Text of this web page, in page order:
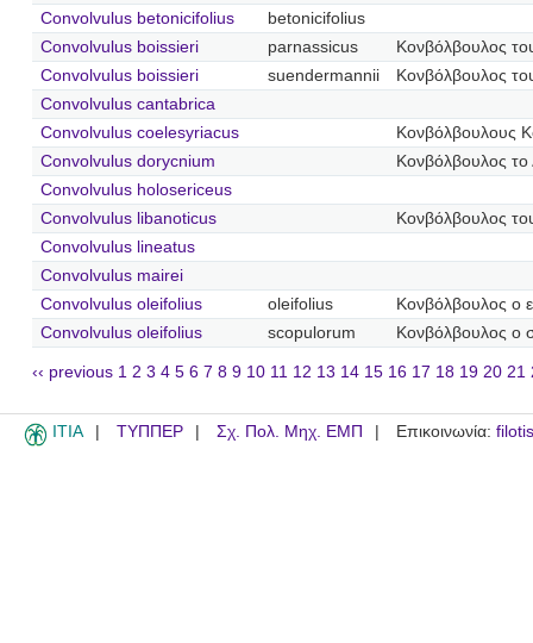
Convolvulus betonicifolius
betonicifolius
Convolvulus boissieri
parnassicus
Κονβόλβουλος
Convolvulus boissieri
suendermannii
Κονβόλβουλος
Convolvulus cantabrica
Convolvulus coelesyriacus
Κονβόλβουλους
Convolvulus dorycnium
Κονβόλβουλος το
Convolvulus holosericeus
Convolvulus libanoticus
Κονβόλβουλος
Convolvulus lineatus
Convolvulus mairei
Convolvulus oleifolius
oleifolius
Κονβόλβουλος ο
Convolvulus oleifolius
scopulorum Κονβόλβουλος ο
‹‹ previous 1 2 3 4 5 6 7 8 9 10 11 12 13 14 15 16 17 18 19 20 21
ITIA ΤΥΠΠΕΡ Σχ. Πολ. Μηχ. ΕΜΠ Επικοινωνία: